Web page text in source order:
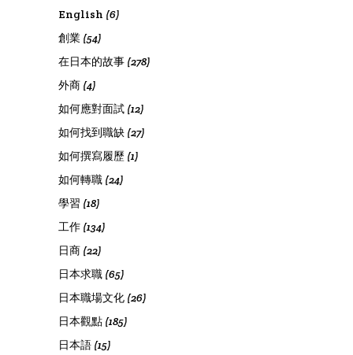
English (6)
創業 (54)
在日本的故事 (278)
外商 (4)
如何應對面試 (12)
如何找到職缺 (27)
如何撰寫履歷 (1)
如何轉職 (24)
學習 (18)
工作 (134)
日商 (22)
日本求職 (65)
日本職場文化 (26)
日本觀點 (185)
日本語 (15)